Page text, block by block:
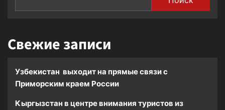
Свежие записи
Узбекистан выходит на прямые связи с
Приморским краем России
Кыргызстан в центре внимания туристов из